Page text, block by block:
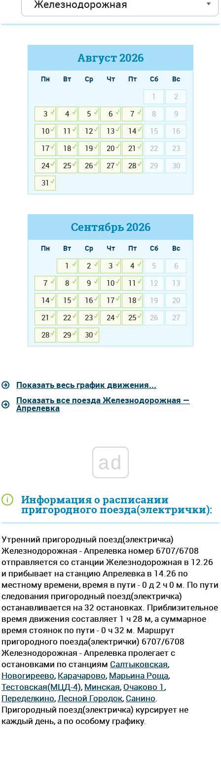
Информация о расписании
пригородного поезда(электрички):
Утренний пригородный поезд(электричка)
Железнодорожная - Апрелевка номер 6707/6708
отправляется со станции Железнодорожная в 12.26
и прибывает на станцию Апрелевка в 14.26 по
местному времени, время в пути - 0 д 2 ч 0 м. По пути
следования пригородный поезд(электричка)
останавливается на 32 остановках. Приблизительное
время движения составляет 1 ч 28 м, а суммарное
время стоянок по пути - 0 ч 32 м. Маршрут
пригородного поезда(электрички) 6707/6708
Железнодорожная - Апрелевка пролегает c
остановками по станциям Салтыковская,
Новогиреево, Карачарово, Марьина Роща,
Тестовская(МЦД-4), Минская,Очаково 1 ,
Переделкино, Лесной Городок, Санино
Пригородный поезд(электричка) курсирует не
каждый день, а по особому графику.
Август2026
Пн Вт Ср Чт Пт Сб
Вс
1
2
3
4 5 6 7 8
9
10
11 12 13 14 15
16
17
18 19 20 21 22
23
24
25 26 27 28 29
30
31
Сентябрь2026
Пн Вт Ср Чт Пт Сб
Вс
1
2 3 4 5
6
7
8 9 10 11 12
13
14
15 16 17 18 19
20
21
22 23 24 25 26
27
28
29 30
Показать весь график движения...
Показать все поезда Железнодорожная —
Апрелевка
ad